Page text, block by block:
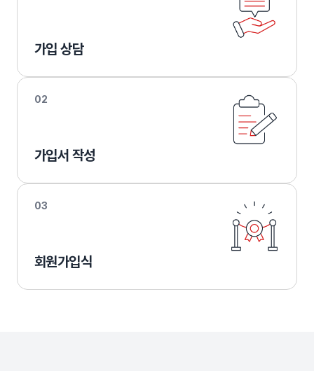
가입 상담
02
가입서 작성
03
회원가입식